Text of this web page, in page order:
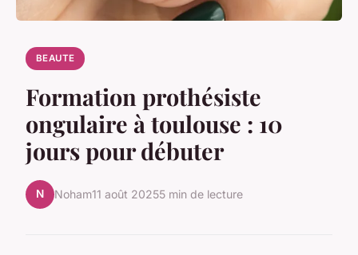
BEAUTE
Formation prothésiste
ongulaire à toulouse : 10
jours pour débuter
N Noham11 août 20255 min de lecture